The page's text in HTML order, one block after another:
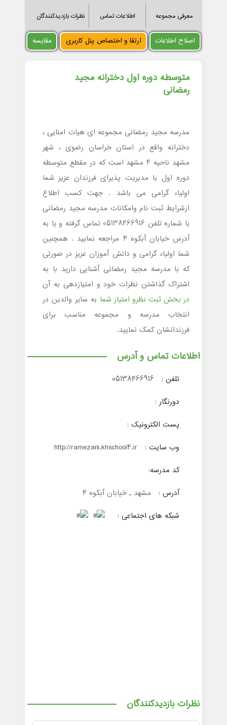
معرفی مجموعه اطلاعات تماس نظرات بازدیدکنندگان
اصلاح اطلاعات ارتقا و اختصاص پنل کاربری مقایسه
متوسطه دوره اول دخترانه مجید
رمضانی
مدرسه مجید رمضانی مجموعه ای هیات امنایی ،
دخترانه واقع در استان خراسان رضوی ، شهر
مشهد ناحیه 4 مشهد است که در مقطع متوسطه
دوره اول با مدیریت پذیرای فرزندان عزیز شما
اولیاء گرامی می باشد . جهت کسب اطلاع
ازشرایط ثبت نام وامکانات مدرسه مجید رمضانی
با شماره تلفن 05138466916 تماس گرفته و یا به
آدرس خیابان آبکوه ۴ مراجعه نمایید . همچنین
شما اولیاء گرامی و دانش آموزان عزیز در صورتی
که با مدرسه مجید رمضانی آشنایی دارید با به
اشتراک گذاشتن نظرات خود و امتیازدهی به آن
در بخش ثبت نظرو امتیاز شما به سایر والدین در
انتخاب مدرسه و مجموعه مناسب برای
فرزندانشان کمک نمایید.
اطلاعات تماس و آدرس
تلفن :
05138466916
دورنگار :
پست الکترونیک :
وب سایت :
http://ramezani.khschool4.ir
کد مدرسه:
آدرس :
مشهد , خیابان آبکوه ۴
شبکه های اجتماعی :
نظرات بازدیدکنندگان